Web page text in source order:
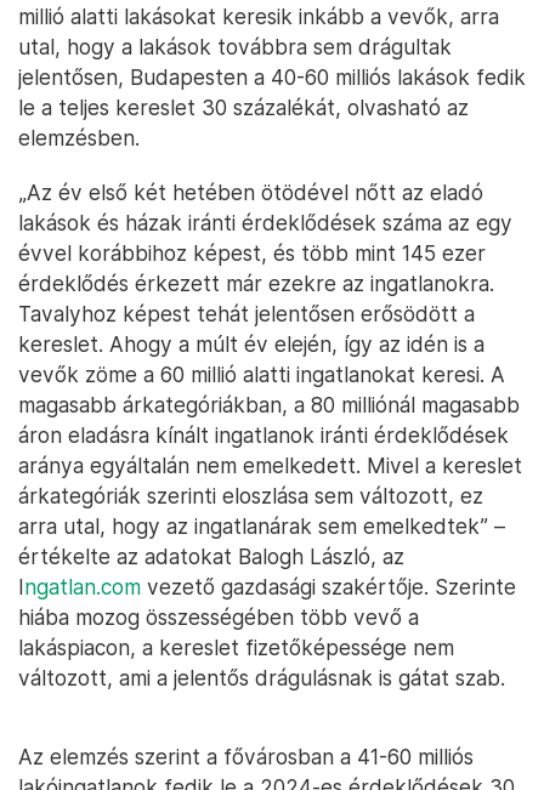
millió alatti lakásokat keresik inkább a vevők, arra
utal, hogy a lakások továbbra sem drágultak
jelentősen, Budapesten a 40-60 milliós lakások fedik
le a teljes kereslet 30 százalékát, olvasható az
elemzésben.
„Az év első két hetében ötödével nőtt az eladó
lakások és házak iránti érdeklődések száma az egy
évvel korábbihoz képest, és több mint 145 ezer
érdeklődés érkezett már ezekre az ingatlanokra.
Tavalyhoz képest tehát jelentősen erősödött a
kereslet. Ahogy a múlt év elején, így az idén is a
vevők zöme a 60 millió alatti ingatlanokat keresi. A
magasabb árkategóriákban, a 80 milliónál magasabb
áron eladásra kínált ingatlanok iránti érdeklődések
aránya egyáltalán nem emelkedett. Mivel a kereslet
árkategóriák szerinti eloszlása sem változott, ez
arra utal, hogy az ingatlanárak sem emelkedtek” –
értékelte az adatokat Balogh László, az
Ingatlan.com vezető gazdasági szakértője. Szerinte
hiába mozog összességében több vevő a
lakáspiacon, a kereslet fizetőképessége nem
változott, ami a jelentős drágulásnak is gátat szab.
Az elemzés szerint a fővárosban a 41-60 milliós